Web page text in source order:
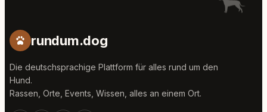
rundum.dog
Die deutschsprachige Plattform für alles rund um den
Hund.
Rassen, Orte, Events, Wissen, alles an einem Ort.